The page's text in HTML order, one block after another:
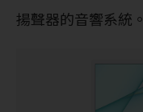
揚聲器的音響系統。